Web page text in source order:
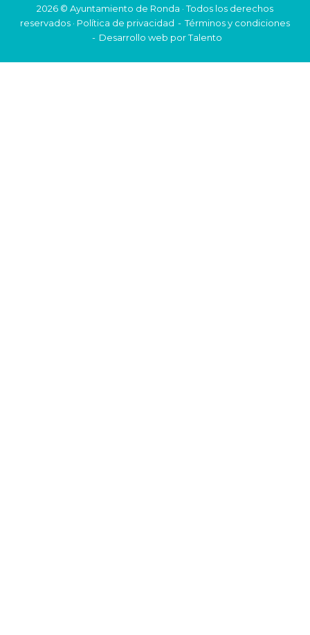
2026 © Ayuntamiento de Ronda · Todos los derechos
reservados · Política de privacidad
Términos y condiciones
Desarrollo web porTalento